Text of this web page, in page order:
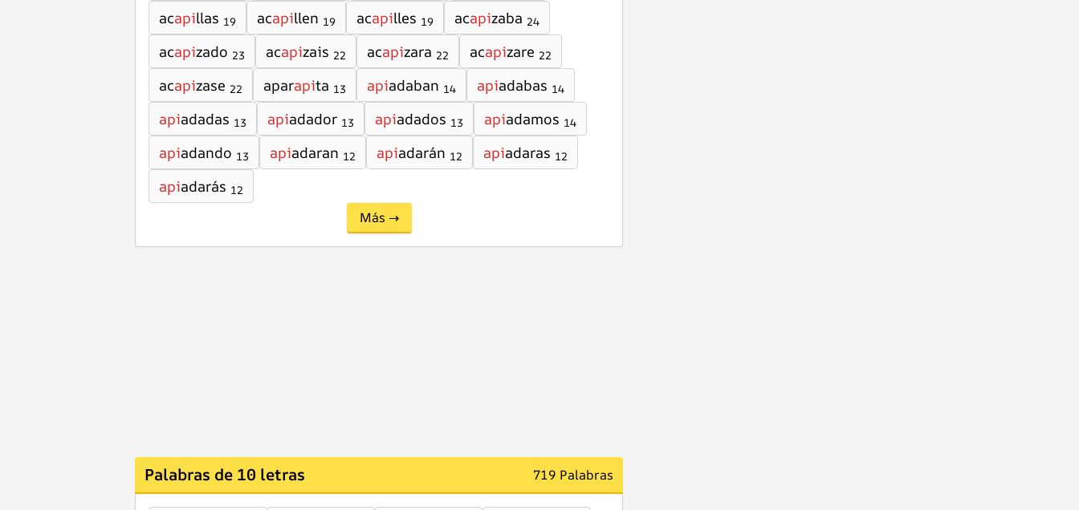
acapillas 19 acapillen 19 acapilles 19 acapizaba 24
acapizado 23 acapizais 22 acapizara 22 acapizare 22
acapizase 22 aparapita 13 apiadaban 14 apiadabas 14
apiadadas 13 apiadador 13 apiadados 13 apiadamos 14
apiadando 13 apiadaran 12 apiadarán 12 apiadaras 12
apiadarás 12
Más →
Palabras de 10 letras 719 Palabras